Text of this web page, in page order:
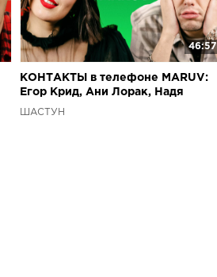
46:57
КОНТАКТЫ в телефоне MARUV:
Егор Крид, Ани Лорак, Надя
Дорофеева, Оксана Самойлова
ШАСТУН